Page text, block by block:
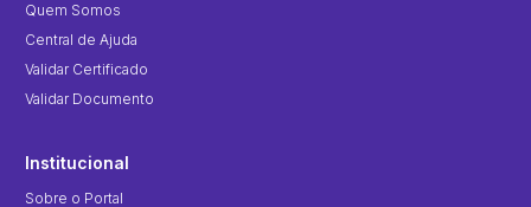
Quem Somos
Central de Ajuda
Validar Certificado
Validar Documento
Institucional
Sobre o Portal